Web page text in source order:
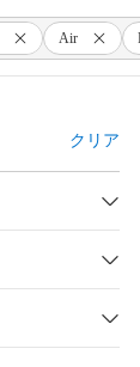
Air
クリア